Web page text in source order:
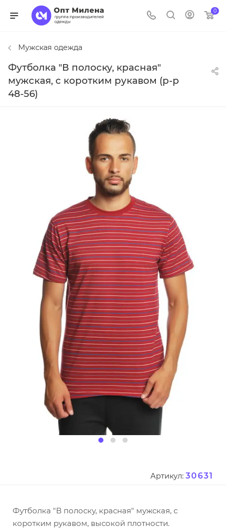
0
Мужская одежда
Футболка "В полоску, красная"
мужская, с коротким рукавом (р-р
48-56)
Артикул: 30631
Футболка "В полоску, красная" мужская, с
коротким рукавом, высокой плотности.